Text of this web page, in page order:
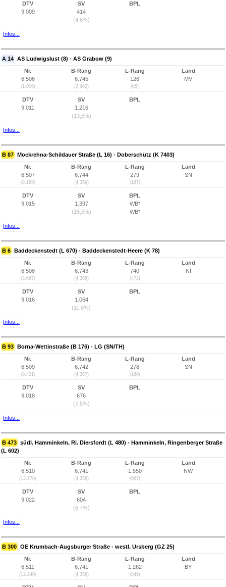
DTV
9.009
SV
414
(4,6%)
BPL
Infos...
A 14 AS Ludwigslust (8) - AS Grabow (9)
Nr.
6.506
(1.006)
B-Rang
6.745
(2.482)
L-Rang
126
(65)
Land
MV
DTV
9.011
SV
1.216
(13,5%)
BPL
Infos...
B 87 Mockrehna-Schildauer Straße (L 16) - Doberschütz (K 7403)
Nr.
6.507
(8.185)
B-Rang
6.744
(4.359)
L-Rang
279
(187)
Land
SN
DTV
9.015
SV
1.397
(15,5%)
BPL
WB*
WB*
Infos...
B 6 Baddeckenstedt (L 670) - Baddeckenstedt-Heere (K 78)
Nr.
6.508
(3.667)
B-Rang
6.743
(4.358)
L-Rang
740
(472)
Land
NI
DTV
9.016
SV
1.064
(11,8%)
BPL
Infos...
B 93 Borna-Wettinstraße (B 176) - LG (SN/TH)
Nr.
6.509
(8.421)
B-Rang
6.742
(4.357)
L-Rang
278
(186)
Land
SN
DTV
9.018
SV
676
(7,5%)
BPL
Infos...
B 473 südl. Hamminkeln, Ri. Diersfordt (L 480) - Hamminkeln, Ringenberger Straße
(L 602)
Nr.
6.510
(13.778)
B-Rang
6.741
(4.356)
L-Rang
1.550
(967)
Land
NW
DTV
9.022
SV
604
(6,7%)
BPL
Infos...
B 300 OE Krumbach-Augsburger Straße - westl. Ursberg (GZ 25)
Nr.
6.511
(12.240)
B-Rang
6.741
(4.356)
L-Rang
1.262
(849)
Land
BY